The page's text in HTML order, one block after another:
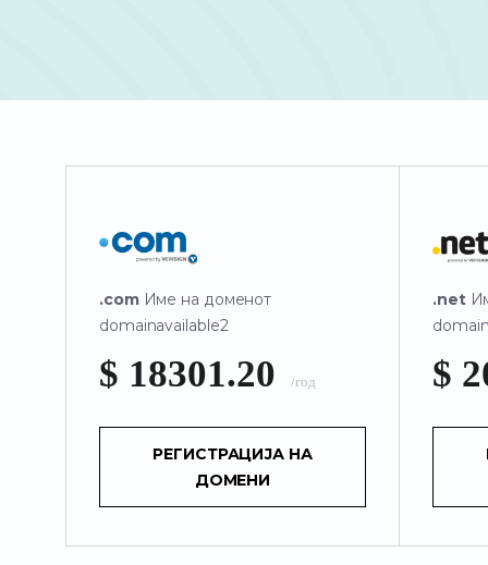
.comИме на доменот
domainavailable2
$ 18301.20 /год
РЕГИСТРАЦИЈА НА
ДОМЕНИ
.net
$